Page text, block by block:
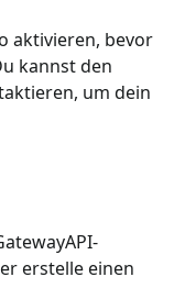
aktivieren, bevor
kannst den
um dein
erstelle einen